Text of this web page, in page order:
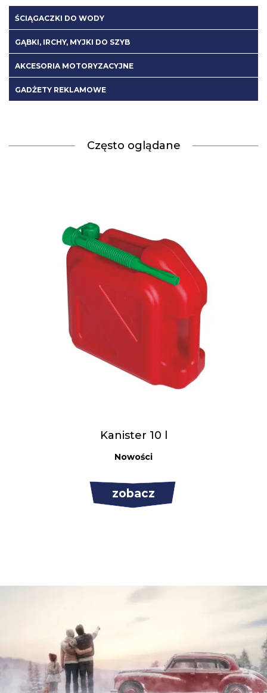
ŚCIĄGACZKI DO WODY
GĄBKI, IRCHY, MYJKI DO SZYB
AKCESORIA MOTORYZACYJNE
GADŻETY REKLAMOWE
Często oglądane
Kanister 10 l
Nowości
zobacz